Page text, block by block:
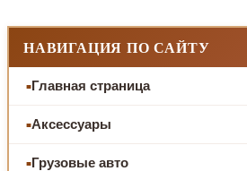
НАВИГАЦИЯ ПО САЙТУ
Главная страница
Аксессуары
Грузовые авто